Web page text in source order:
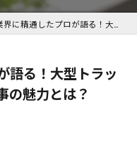
したプロが語る！大型トラックドライバーとしての仕事の魅力とは？
語る！大型トラッ
の魅力とは？